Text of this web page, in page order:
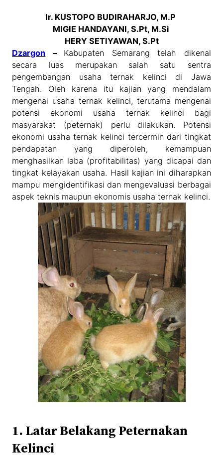
Ir. KUSTOPO BUDIRAHARJO, M.P
MIGIE HANDAYANI, S.Pt, M.Si
HERY SETIYAWAN, S.Pt
Dzargon – Kabupaten Semarang telah dikenal
secara luas merupakan salah satu sentra
pengembangan usaha ternak kelinci di Jawa
Tengah. Oleh karena itu kajian yang mendalam
mengenai usaha ternak kelinci, terutama mengenai
potensi ekonomi usaha ternak kelinci bagi
masyarakat (peternak) perlu dilakukan. Potensi
ekonomi usaha ternak kelinci tercermin dari tingkat
pendapatan yang diperoleh, kemampuan
menghasilkan laba (profitabilitas) yang dicapai dan
tingkat kelayakan usaha. Hasil kajian ini diharapkan
mampu mengidentifikasi dan mengevaluasi berbagai
aspek teknis maupun ekonomis usaha ternak kelinci.
1. Latar Belakang Peternakan
Kelinci